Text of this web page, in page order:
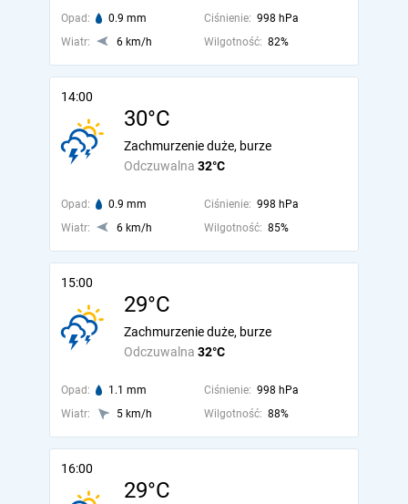
Opad: 0.9 mm Ciśnienie: 998 hPa
Wiatr:
6 km/h Wilgotność: 82%
14:00
30°C
Odczuwalna 32°C
Zachmurzenie duże, burze
Opad: 0.9 mm Ciśnienie: 998 hPa
Wiatr:
6 km/h Wilgotność: 85%
15:00
29°C
Odczuwalna 32°C
Zachmurzenie duże, burze
Opad: 1.1 mm Ciśnienie: 998 hPa
Wiatr:
5 km/h Wilgotność: 88%
16:00
29°C